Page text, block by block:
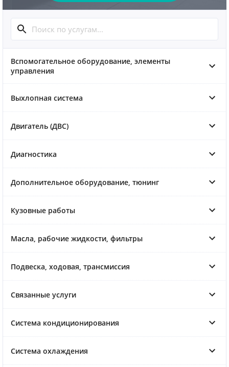
Вспомогательное оборудование, элементы
управления
Выхлопная система
Двигатель (ДВС)
Диагностика
Дополнительное оборудование, тюнинг
Кузовные работы
Масла, рабочие жидкости, фильтры
Подвеска, ходовая, трансмиссия
Связанные услуги
Система кондиционирования
Система охлаждения